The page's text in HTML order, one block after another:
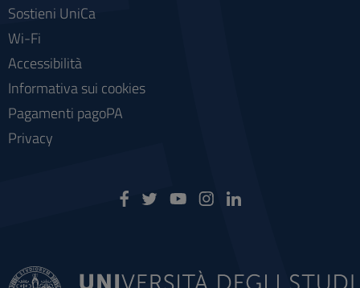
Sostieni UniCa
Wi-Fi
Accessibilità
Informativa sui cookies
Pagamenti pagoPA
Privacy